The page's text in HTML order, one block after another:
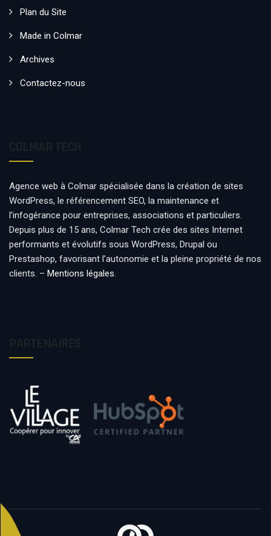
Plan du Site
Made in Colmar
Archives
Contactez-nous
Agence web à Colmar spécialisée dans la création de sites
WordPress, le référencement SEO, la maintenance et
l’infogérance pour entreprises, associations et particuliers.
Depuis plus de 15 ans, Colmar Tech crée des sites Internet
performants et évolutifs sous WordPress, Drupal ou
Prestashop, favorisant l’autonomie et la pleine propriété de nos
clients. – Mentions légales.